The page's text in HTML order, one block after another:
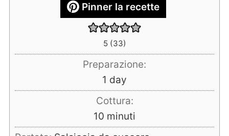
Pinner la recette
5(33)
Preparazione:
1 day
day
Cottura:
10 minuti
minuti